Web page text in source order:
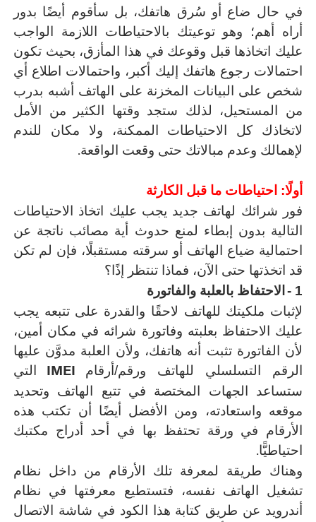
في حال ضاع أو سُرق هاتفك، بل سأقوم أيضًا بدور
أراه أهم؛ وهو توعيتك بالاحتياطات اللازمة الواجب
عليك اتخاذها قبل وقوعك في هذا المأزق، بحيث تكون
احتمالات رجوع هاتفك إليك أكبر، واحتمالات اطلاع أي
شخص على البيانات المخزنة على الهاتف أشبه بدرب
من المستحيل، لذلك ستجد وقتها الكثير من الأمل
لاتخاذك كل الاحتياطات الممكنة، ولا مكان للندم
لإهمالك وعدم مبالاتك حتى وقعت الواقعة.
أولًا: احتياطات ما قبل الكارثة
فور شرائك لهاتف جديد يجب عليك اتخاذ الاحتياطات
التالية بدون إبطاء لمنع حدوث أية مصائب ناتجة عن
احتمالية ضياع الهاتف أو سرقته مستقبلًا، فإن لم تكن
قد اتخذتها حتى الآن، فماذا تنتظر إذًا؟
1 -
الاحتفاظ بالعلبة والفاتورة
لإثبات ملكيتك للهاتف لاحقًا والقدرة على تتبعه يجب
عليك الاحتفاظ بعلبته وفاتورة شرائه في مكان أمين،
لأن الفاتورة تثبت أنه هاتفك، ولأن العلبة مدوَّن عليها
الرقم التسلسلي للهاتف ورقم/أرقام
IMEI
التي
ستساعد الجهات المختصة في تتبع الهاتف وتحديد
موقعه واستعادته، ومن الأفضل أيضًا أن تكتب هذه
الأرقام في ورقة تحتفظ بها في أحد أدراج مكتبك
احتياطيًّا.
وهناك طريقة لمعرفة تلك الأرقام من داخل نظام
تشغيل الهاتف نفسه، فتستطيع معرفتها في نظام
أندرويد عن طريق كتابة هذا الكود في شاشة الاتصال